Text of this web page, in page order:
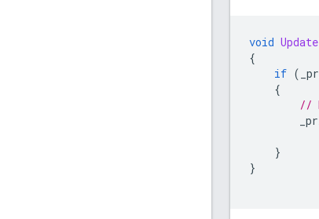
void
{
if (
{
//
}
}